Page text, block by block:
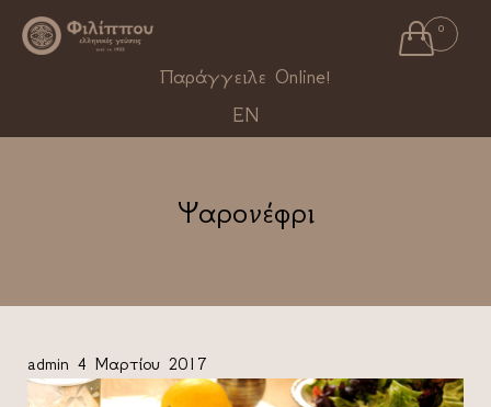
 0
Παράγγειλε Online!
EN
Ψαρονέφρι
admin 4 Μαρτίου 2017